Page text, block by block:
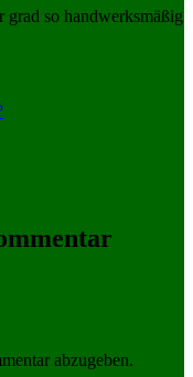
so handwerksmäßig
abzugeben.